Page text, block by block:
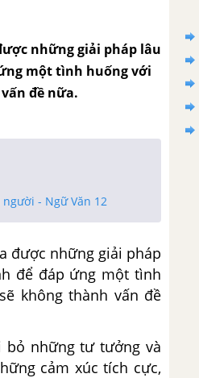
những giải pháp lâu
một tình huống với
đề nữa.
- Ngữ Văn 12
được những giải pháp
để đáp ứng một tình
không thành vấn đề
bỏ những tư tưởng và
cảm xúc tích cực,